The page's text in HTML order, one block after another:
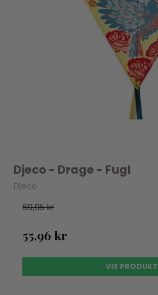
Djeco - Drage - Fugl
Djeco
69,95 kr
55,96 kr
VIS PRODUKT